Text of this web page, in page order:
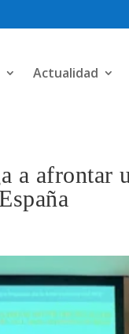
Actualidad
a afrontar